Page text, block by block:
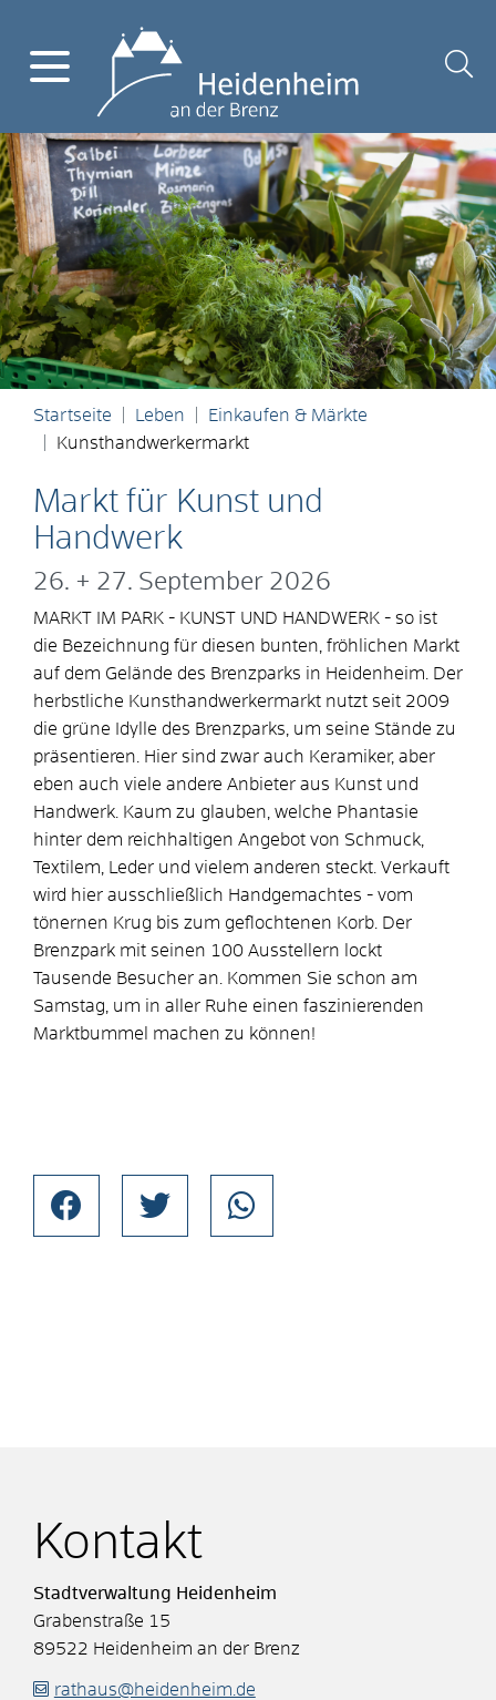
Startseite Leben
Einkaufen & Märkte
Kunsthandwerkermarkt
Markt für Kunst und
Handwerk
26. + 27. September 2026
MARKT IM PARK - KUNST UND HANDWERK - so ist
die Bezeichnung für diesen bunten, fröhlichen Markt
auf dem Gelände des Brenzparks in Heidenheim. Der
herbstliche Kunsthandwerkermarkt nutzt seit 2009
die grüne Idylle des Brenzparks, um seine Stände zu
präsentieren. Hier sind zwar auch Keramiker, aber
eben auch viele andere Anbieter aus Kunst und
Handwerk. Kaum zu glauben, welche Phantasie
hinter dem reichhaltigen Angebot von Schmuck,
Textilem, Leder und vielem anderen steckt. Verkauft
wird hier ausschließlich Handgemachtes - vom
tönernen Krug bis zum geflochtenen Korb. Der
Brenzpark mit seinen 100 Ausstellern lockt
Tausende Besucher an. Kommen Sie schon am
Samstag, um in aller Ruhe einen faszinierenden
Marktbummel machen zu können!
Kontakt
Stadtverwaltung Heidenheim
Grabenstraße 15
89522 Heidenheim an der Brenz
rathaus@heidenheim.de